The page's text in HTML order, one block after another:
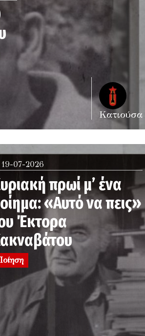
Κατιούσα
19-07-2026
πρωί μ’ ένα
«Αυτό να πεις»
Έκτορα